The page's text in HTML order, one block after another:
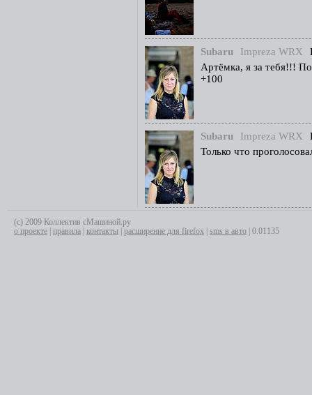
Subaru Impreza WRX
Артёмка, я за тебя!!!
+100
Subaru Impreza WRX
Только что
(с) 2009 Коллектив сМашиной.ру
о проекте
правила контакты расширение для firefox sms в авто | 0.01135